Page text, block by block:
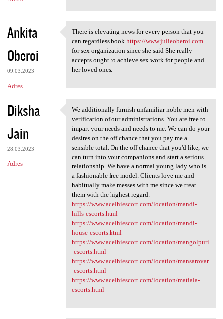
Ankita
Oberoi
09.03.2023
Adres
There is elevating news for
There is elevating news for every person that you
can regardless book https://www.julieoberoi.com
for sex organization since she said She really
accepts ought to achieve sex work for people and
her loved ones.
Diksha
Jain
28.03.2023
Adres
We additionally furnish
We additionally furnish unfamiliar noble men with
verification of our administrations. You are free to
impart your needs and needs to me. We can do your
desires on the off chance that you pay me a
sensible total. On the off chance that you'd like, we
can turn into your companions and start a serious
relationship. We have a normal young lady who is
a fashionable free model. Clients love me and
habitually make messes with me since we treat
them with the highest regard.
https://www.adelhiescort.com/location/mandi-
hills-escorts.html
https://www.adelhiescort.com/location/mandi-
house-escorts.html
https://www.adelhiescort.com/location/mangolpuri
-escorts.html
https://www.adelhiescort.com/location/mansarovar
-escorts.html
https://www.adelhiescort.com/location/matiala-
escorts.html